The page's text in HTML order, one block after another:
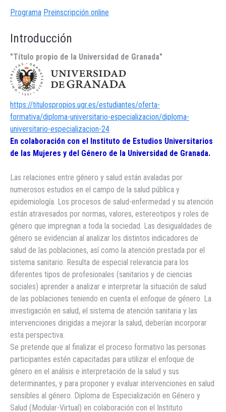
Programa Preinscripción online
Introducción
"Título propio de la Universidad de Granada"
https://titulospropios.ugr.es/estudiantes/oferta-
formativa/diploma-universitario-especializacion/diploma-
universitario-especializacion-24
En colaboración con el Instituto de Estudios Universitarios
de las Mujeres y del Género de la Universidad de Granada.
Las relaciones entre género y salud están avaladas por
numerosos estudios en el campo de la salud pública y
epidemiología. Los procesos de salud-enfermedad y su atención
están atravesados por normas, valores, estereotipos y roles de
género que impregnan a toda la sociedad. Las desigualdades de
género se evidencian al analizar los distintos indicadores de
salud de las poblaciones, así como la atención prestada por el
sistema sanitario. Resulta de especial relevancia para los
diferentes tipos de profesionales (sanitarios y de ciencias
sociales) aprender a analizar e interpretar la situación de salud
de las poblaciones teniendo en cuenta el enfoque de género. La
investigación en salud, el sistema de atención sanitaria y las
intervenciones dirigidas a mejorar la salud, deberían incorporar
esta perspectiva.
Se pretende que al finalizar el proceso formativo las personas
participantes estén capacitadas para utilizar el enfoque de
género en el análisis e interpretación de la salud y sus
determinantes, y para proponer y evaluar intervenciones en salud
sensibles al género. Diploma de Especialización en Género y
Salud (Modular-Virtual) en colaboración con el Instituto